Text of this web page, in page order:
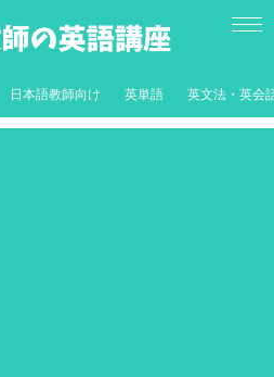
日本語教師向け 英単語 英文法・英会